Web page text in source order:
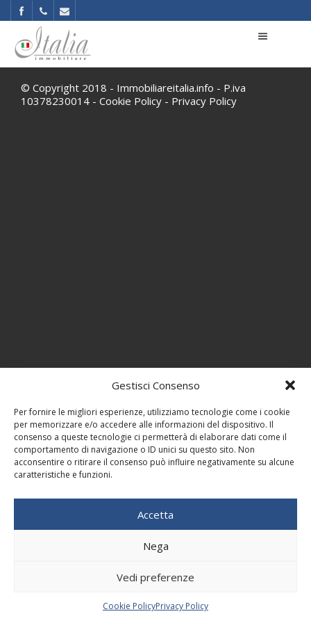
Gestisci Consenso
Per fornire le migliori esperienze, utilizziamo tecnologie come i cookie
per memorizzare e/o accedere alle informazioni del dispositivo. Il
consenso a queste tecnologie ci permetterà di elaborare dati come il
comportamento di navigazione o ID unici su questo sito. Non
acconsentire o ritirare il consenso può influire negativamente su alcune
caratteristiche e funzioni.
Accetta
Nega
Vedi preferenze
Cookie PolicyPrivacy Policy
© Copyright 2018 - Immobiliareitalia.info - P.iva
10378230014 - Cookie Policy - Privacy Policy